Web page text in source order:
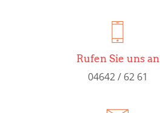
Rufen Sie uns an